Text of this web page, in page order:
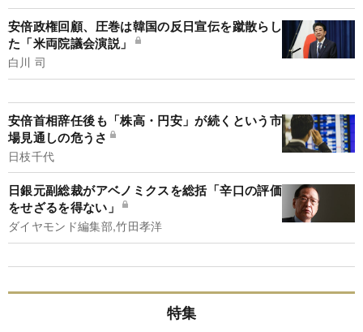
安倍政権回顧、圧巻は韓国の反日宣伝を蹴散らし
た「米両院議会演説」
白川 司
安倍首相辞任後も「株高・円安」が続くという市
場見通しの危うさ
日枝千代
日銀元副総裁がアベノミクスを総括「辛口の評価
をせざるを得ない」
ダイヤモンド編集部,竹田孝洋
特集